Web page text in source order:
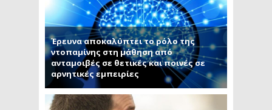
Έρευνα αποκαλύπτει το ρόλο της
ντοπαμίνης στη μάθηση από
ανταμοιβές σε θετικές και ποινές σε
αρνητικές εμπειρίες